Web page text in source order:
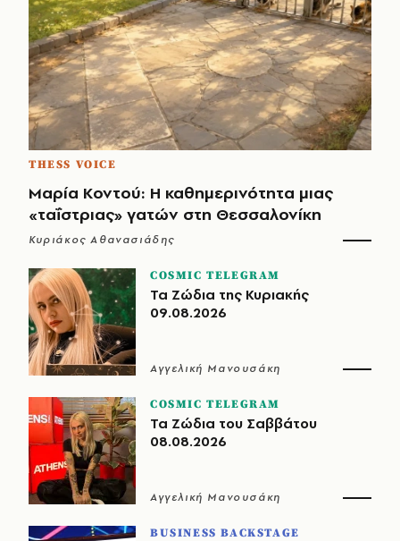
THESS VOICE
Μαρία Κοντού: Η καθημερινότητα μιας
«ταΐστριας» γατών στη Θεσσαλονίκη
Κυριάκος Αθανασιάδης
COSMIC TELEGRAM
Τα Ζώδια της Κυριακής
09.08.2026
Αγγελική Μανουσάκη
COSMIC TELEGRAM
Τα Ζώδια του Σαββάτου
08.08.2026
Αγγελική Μανουσάκη
BUSINESS BACKSTAGE